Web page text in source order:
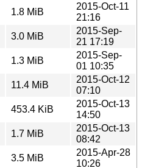
1.8 MiB
2015-Oct-11
21:16
3.0 MiB
2015-Sep-
21 17:19
1.3 MiB
2015-Sep-
01 10:35
11.4 MiB
2015-Oct-12
07:10
453.4 KiB
2015-Oct-13
14:50
1.7 MiB
2015-Oct-13
08:42
3.5 MiB
2015-Apr-28
10:26